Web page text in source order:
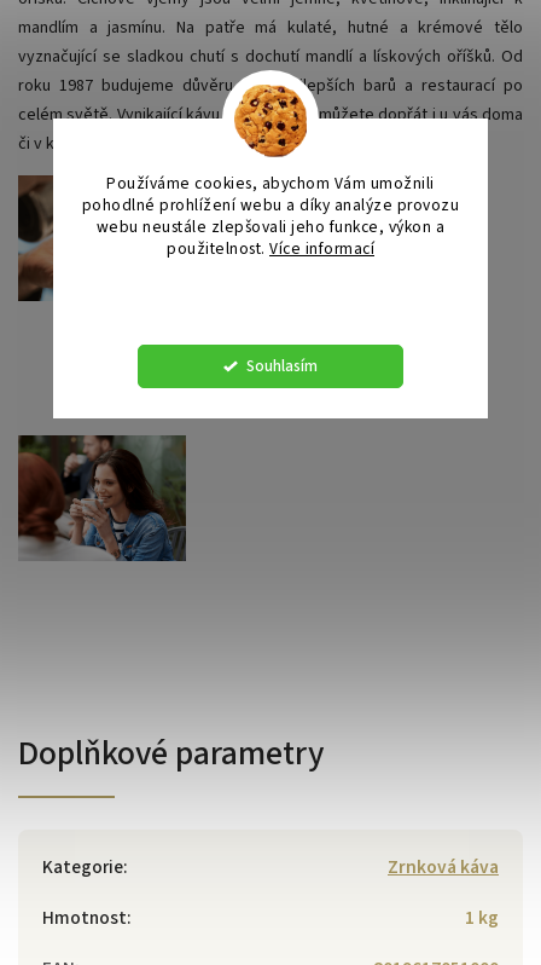
Používáme cookies, abychom Vám umožnili
pohodlné prohlížení webu a díky analýze provozu
webu neustále zlepšovali jeho funkce, výkon a
použitelnost. Více informací
Souhlasím
mandlím a jasmínu. Na patře má kulaté, hutné a krémové tělo
vyznačující se sladkou chutí s dochutí mandlí a lískových oříšků. Od
roku 1987 budujeme důvěru těch nejlepších barů a restaurací po
celém světě. Vynikající kávu si však dnes můžete dopřát i u vás doma
či v kanceláři.
Doplňkové parametry
Kategorie:
Zrnková káva
Hmotnost:
1 kg